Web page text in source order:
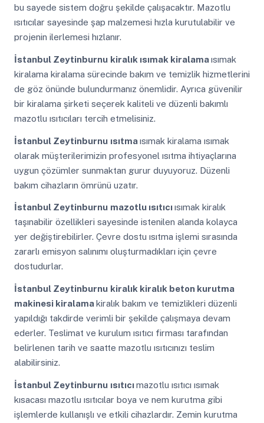
bu sayede sistem doğru şekilde çalışacaktır. Mazotlu
ısıtıcılar sayesinde şap malzemesi hızla kurutulabilir ve
projenin ilerlemesi hızlanır.
İstanbul Zeytinburnu kiralık ısımak kiralamaısımak
kiralama kiralama sürecinde bakım ve temizlik hizmetlerini
de göz önünde bulundurmanız önemlidir. Ayrıca güvenilir
bir kiralama şirketi seçerek kaliteli ve düzenli bakımlı
mazotlu ısıtıcıları tercih etmelisiniz.
İstanbul Zeytinburnu ısıtmaısımak kiralama ısımak
olarak müşterilerimizin profesyonel ısıtma ihtiyaçlarına
uygun çözümler sunmaktan gurur duyuyoruz. Düzenli
bakım cihazların ömrünü uzatır.
İstanbul Zeytinburnu mazotlu ısıtıcıısımak kiralık
taşınabilir özellikleri sayesinde istenilen alanda kolayca
yer değiştirebilirler. Çevre dostu ısıtma işlemi sırasında
zararlı emisyon salınımı oluşturmadıkları için çevre
dostudurlar.
İstanbul Zeytinburnu kiralık kiralık beton kurutma
makinesi kiralamakiralık bakım ve temizlikleri düzenli
yapıldığı takdirde verimli bir şekilde çalışmaya devam
ederler. Teslimat ve kurulum ısıtıcı firması tarafından
belirlenen tarih ve saatte mazotlu ısıtıcınızı teslim
alabilirsiniz.
İstanbul Zeytinburnu ısıtıcımazotlu ısıtıcı ısımak
kısacası mazotlu ısıtıcılar boya ve nem kurutma gibi
işlemlerde kullanışlı ve etkili cihazlardır. Zemin kurutma